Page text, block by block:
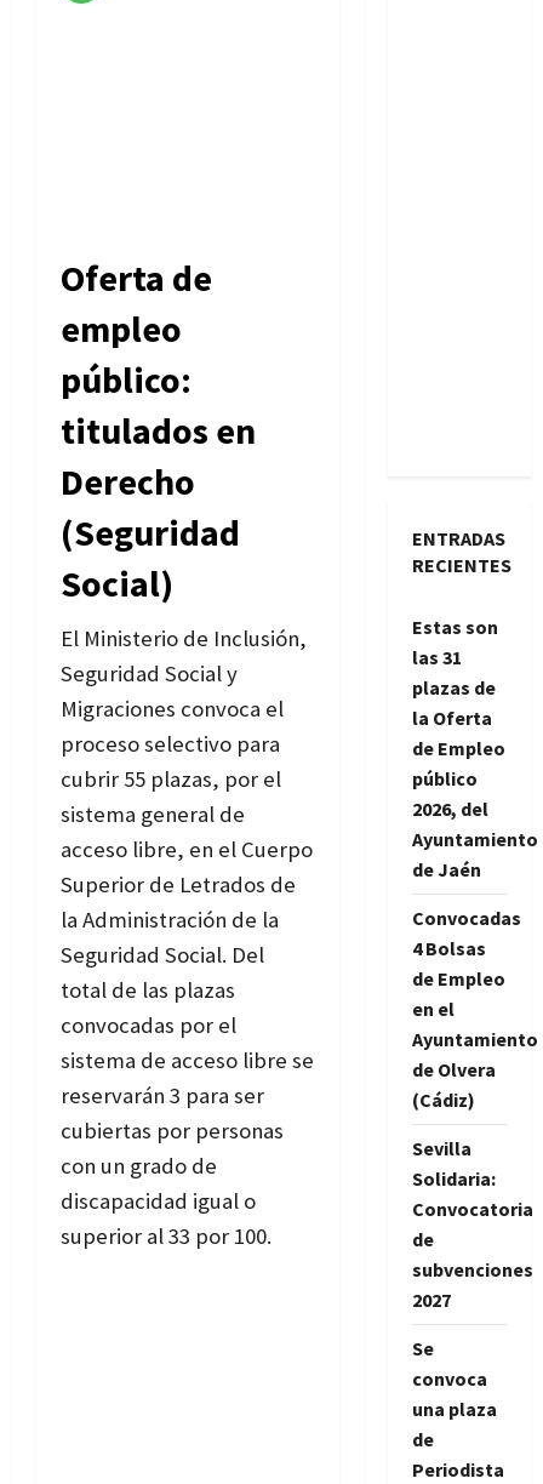
Oferta de
empleo
público:
titulados en
Derecho
(Seguridad
Social)
El Ministerio de Inclusión,
Seguridad Social y
Migraciones convoca el
proceso selectivo para
cubrir 55 plazas, por el
sistema general de
acceso libre, en el Cuerpo
Superior de Letrados de
la Administración de la
Seguridad Social. Del
total de las plazas
convocadas por el
sistema de acceso libre se
reservarán 3 para ser
cubiertas por personas
con un grado de
discapacidad igual o
superior al 33 por 100.
ENTRADAS
RECIENTES
Estas son
las 31
plazas de
la Oferta
de Empleo
público
2026, del
Ayuntamiento
de Jaén
Convocadas
4 Bolsas
de Empleo
en el
Ayuntamiento
de Olvera
(Cádiz)
Sevilla
Solidaria:
Convocatoria
de
subvenciones
2027
Se
convoca
una plaza
de
Periodista